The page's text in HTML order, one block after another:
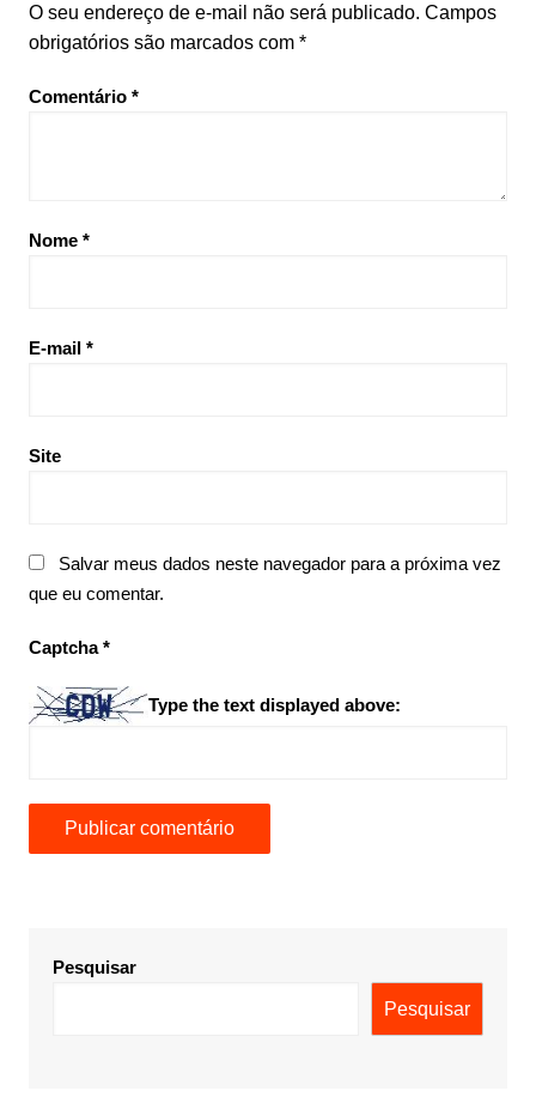
O seu endereço de e-mail não será publicado. Campos
obrigatórios são marcados com *
Comentário *
Nome *
E-mail *
Site
Salvar meus dados neste navegador para a próxima vez
que eu comentar.
Captcha*
Type the text displayed above:
Pesquisar
Pesquisar